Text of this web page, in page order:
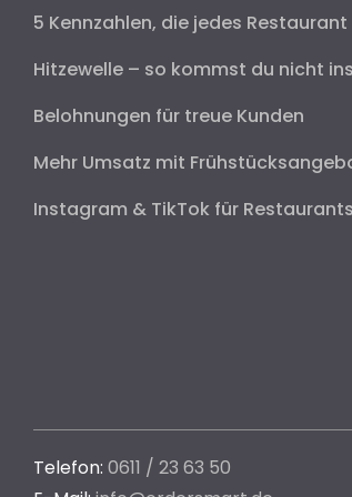
5 Kennzahlen, die jedes
Hitzewelle – so kommst du nicht
Belohnungen für treue Kunden
Mehr Umsatz mit
Instagram & TikTok für
Telefon: 0611 / 23 63 50